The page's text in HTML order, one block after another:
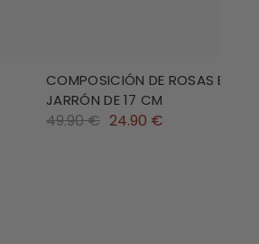
COMPOSICIÓN DE ROSAS EN
JARRÓN DE 17 CM
49.90 € 24.90 €